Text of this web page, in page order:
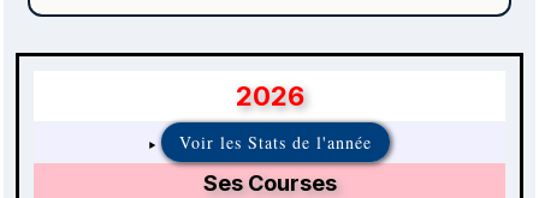
2026
Voir les Stats de l'année
Ses Courses